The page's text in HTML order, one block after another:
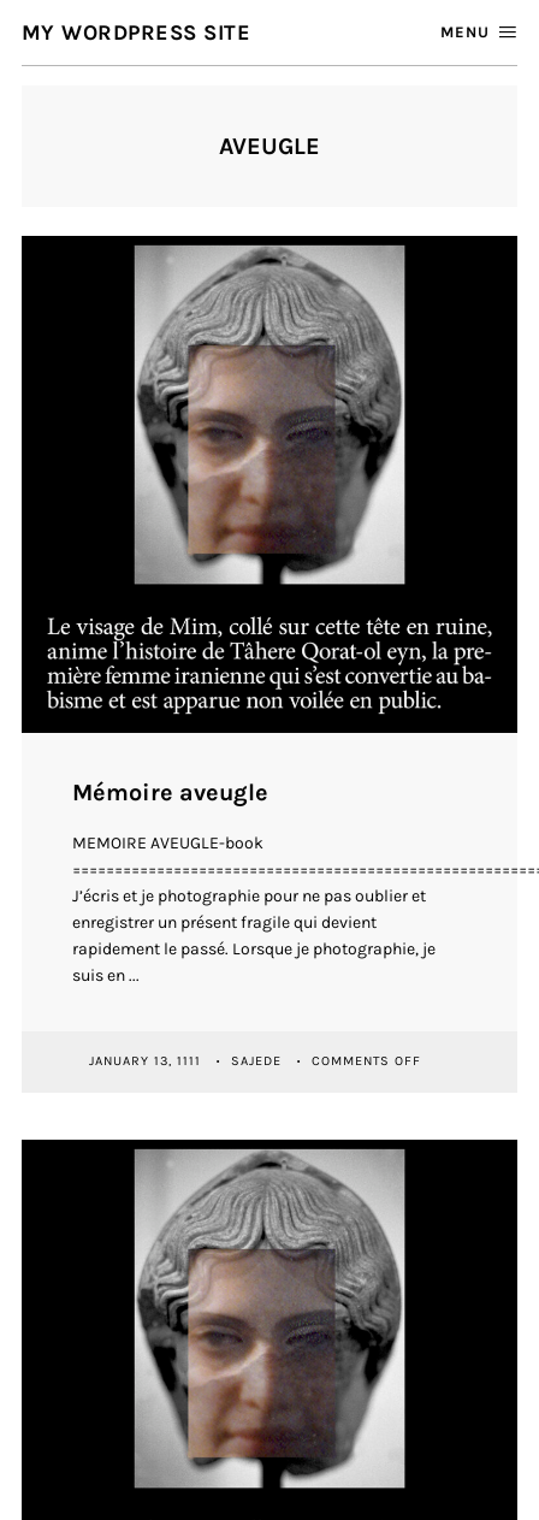
MY WORDPRESS SITE MENU
AVEUGLE
Mémoire aveugle
MEMOIRE AVEUGLE-book
J’écris et je photographie pour ne pas oublier et
enregistrer un présent fragile qui devient
rapidement le passé. Lorsque je photographie, je
suis en ...
JANUARY 13, 1111 SAJEDE COMMENTS OFFON